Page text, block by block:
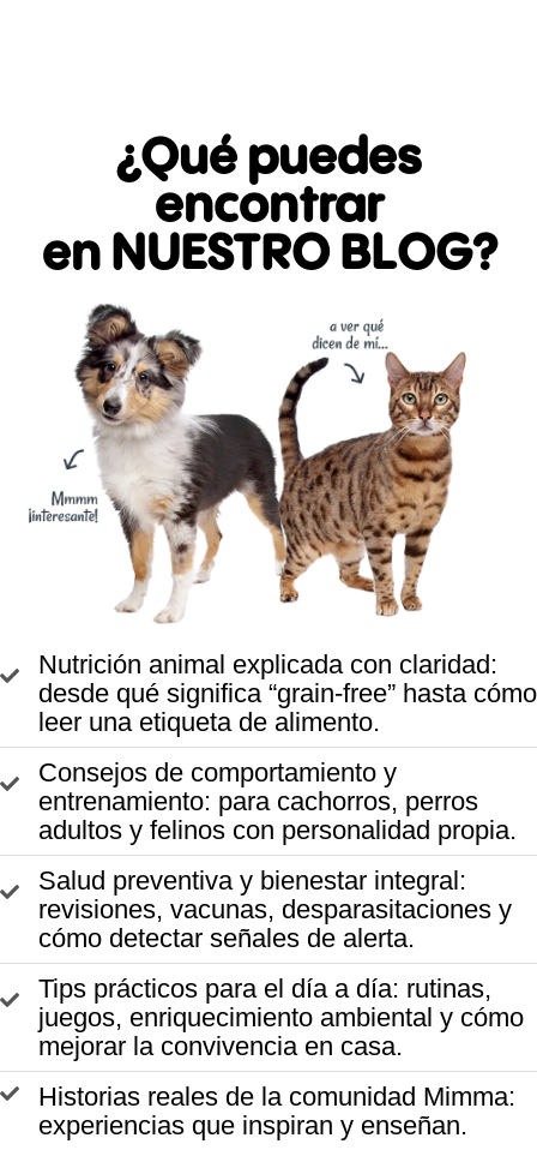
¿Qué puedes
encontrar
en NUESTRO BLOG?
Nutrición animal explicada con claridad:
desde qué significa “grain-free” hasta cómo
leer una etiqueta de alimento.
Consejos de comportamiento y
entrenamiento: para cachorros, perros
adultos y felinos con personalidad propia.
Salud preventiva y bienestar integral:
revisiones, vacunas, desparasitaciones y
cómo detectar señales de alerta.
Tips prácticos para el día a día: rutinas,
juegos, enriquecimiento ambiental y cómo
mejorar la convivencia en casa.
Historias reales de la comunidad Mimma:
experiencias que inspiran y enseñan.